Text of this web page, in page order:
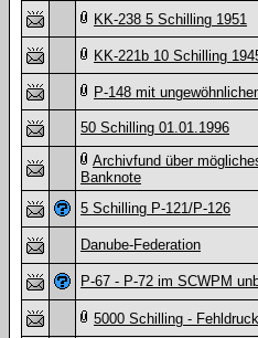
KK-238 5 Schilling 1951
KK-221b 10 Schilling
P-148 mit
50 Schilling 01.01.1996
Archivfund über
Banknote
5 Schilling P-121/P-126
Danube-Federation
P-67 - P-72 im SCWPM
5000 Schilling -